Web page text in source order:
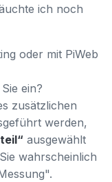
ich noch
oder mit PiWeb
ein?
zusätzlichen
werden,
ausgewählt
wahrscheinlich